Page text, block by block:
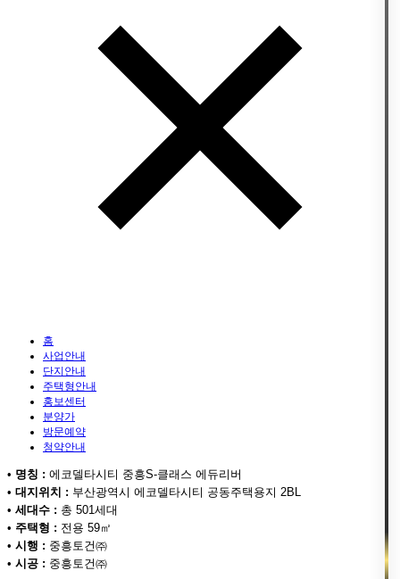
홈
사업안내
단지안내
주택형안내
홍보센터
분양가
방문예약
청약안내
• 명칭 : 에코델타시티 중흥S-클래스 에듀리버
• 대지위치 : 부산광역시 에코델타시티 공동주택용지 2BL
• 세대수 : 총 501세대
• 주택형 : 전용 59㎡
• 시행 : 중흥토건㈜
• 시공 : 중흥토건㈜